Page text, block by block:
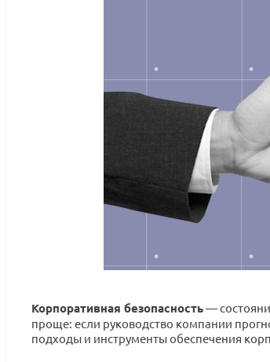
Корпоративная безопасность—
проще: если руководство компании
подходы и инструменты обеспечения